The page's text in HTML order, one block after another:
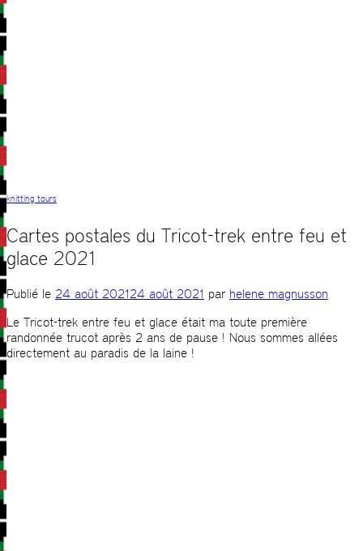
knitting tours
Cartes postales du Tricot-trek entre feu et
glace 2021
Publié le 24 août 202124 août 2021 par helene magnusson
Le Tricot-trek entre feu et glace était ma toute première
randonnée trucot après 2 ans de pause ! Nous sommes allées
directement au paradis de la laine !